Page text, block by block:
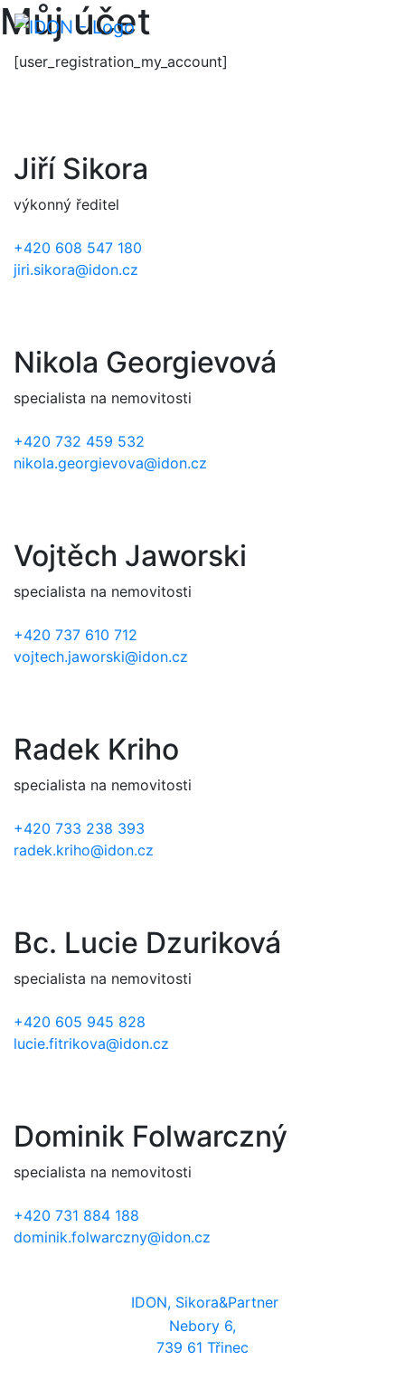
Skip
to
content
Můj účet
[user_registration_my_account]
Jiří Sikora
výkonný ředitel
+420 608 547 180
jiri.sikora@idon.cz
Nikola Georgievová
specialista na nemovitosti
+420 732 459 532
nikola.georgievova@idon.cz
Vojtěch Jaworski
specialista na nemovitosti
+420 737 610 712
vojtech.jaworski@idon.cz
Radek Kriho
specialista na nemovitosti
+420 733 238 393
radek.kriho@idon.cz
Bc. Lucie Dzuriková
specialista na nemovitosti
+420 605 945 828
lucie.fitrikova@idon.cz
Dominik Folwarczný
specialista na nemovitosti
+420 731 884 188
dominik.folwarczny@idon.cz
IDON, Sikora&Partner
Nebory 6,
739 61 Třinec